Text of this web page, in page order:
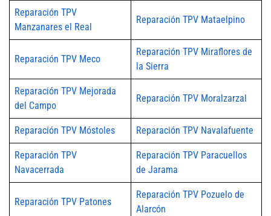
Reparación TPV
Manzanares el Real
Reparación TPV Mataelpino
Reparación TPV Meco
Reparación TPV Miraflores de
la Sierra
Reparación TPV Mejorada
del Campo
Reparación TPV Moralzarzal
Reparación TPV Móstoles Reparación TPV Navalafuente
Reparación TPV
Navacerrada
Reparación TPV Paracuellos
de Jarama
Reparación TPV Patones
Reparación TPV Pozuelo de
Alarcón